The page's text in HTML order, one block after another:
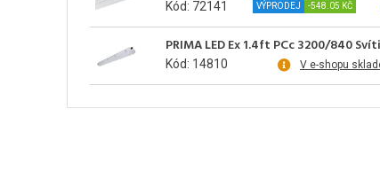
Kód: 72141 VÝPRODEJ -548.05 KČ
PRIMA LED Ex 1.4ft PCc 3200/840
Kód: 14810 V e-shopu